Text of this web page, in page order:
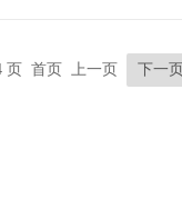
页 首页 上一页 下一页